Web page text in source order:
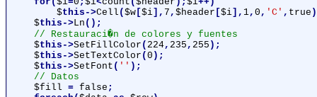
$this->Cell ( $w [$i], 7 , $header [$i], 1, 0 , 'C' , true
$this->Ln ();
// Restauraci�n de colores y fuentes
$this->SetFillColor ( 224, 235 , 255 );
$this->SetTextColor ( 0 );
$this->SetFont ( '' );
// Datos
$fill = false ;